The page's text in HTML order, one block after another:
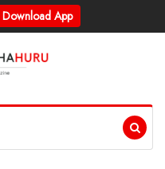
Download App